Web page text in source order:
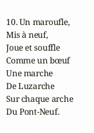
10. Un maroufle,
Mis à neuf,
Joue et souffle
Comme un bœuf
Une marche
De Luzarche
Sur chaque arche
Du Pont-Neuf.